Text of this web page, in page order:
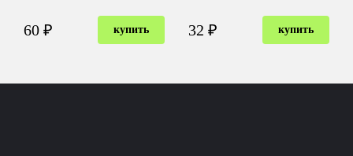
60 ₽ купить 32 ₽ купить